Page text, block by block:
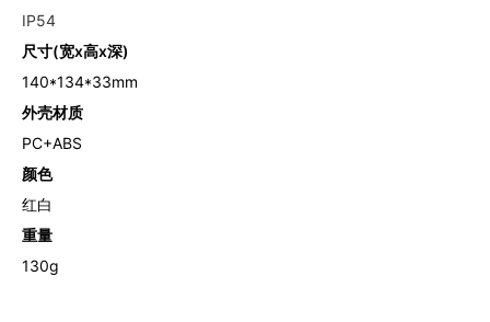
IP54
尺寸(宽x高x深)
140*134*33mm
外壳材质
PC+ABS
颜色
红白
重量
130g